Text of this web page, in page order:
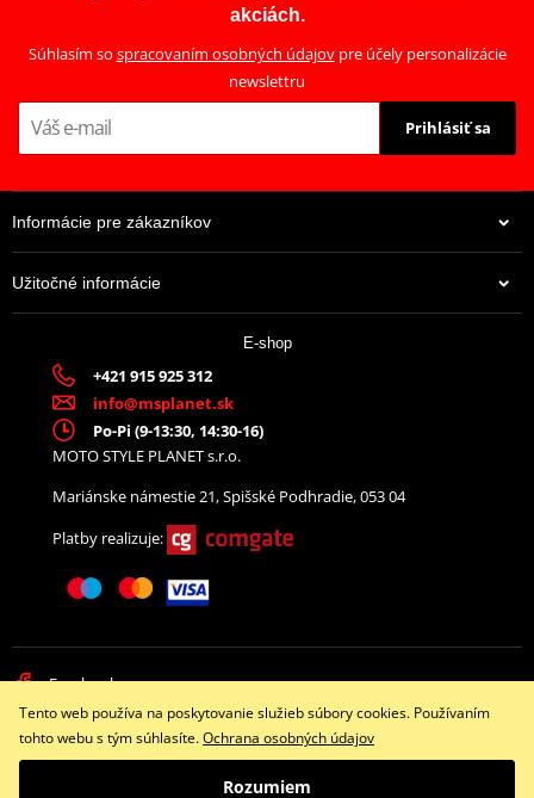
akciách.
Súhlasím so spracovaním osobných údajovpre účely personalizácie
newslettru
Prihlásiť sa
Informácie pre zákazníkov
Užitočné informácie
E-shop
+421 915 925 312
info@msplanet.sk
Po-Pi (9-13:30, 14:30-16)
MOTO STYLE PLANET s.r.o.
Mariánske námestie 21, Spišské Podhradie, 053 04
Platby realizuje:
Facebook
Copyright © 2026 www.namotorku.sk
Prepnúť na klasickú verziu
Tento web používa na poskytovanie služieb súbory cookies. Používaním
tohto webu s tým súhlasíte.Ochrana osobných údajov
Rozumiem